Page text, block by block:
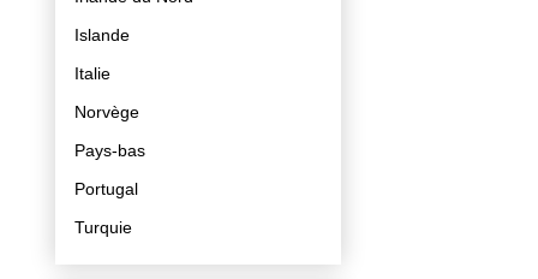
Islande
Italie
Norvège
Pays-bas
Portugal
Turquie